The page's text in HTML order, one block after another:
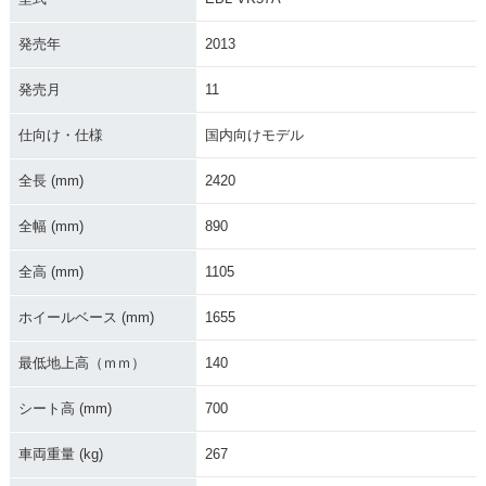
2006年 BOULEVAR
ンジ
2005年 BOULEVAR
発売年 2013
発売月 11
仕向け・仕様 国内向けモデル
全長 (mm) 2420
全幅 (mm) 890
全高 (mm) 1105
ホイールベース (mm) 1655
最低地上高（ｍｍ） 140
シート高 (mm) 700
車両重量 (kg) 267